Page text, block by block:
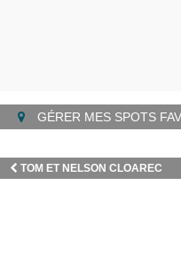
GÉRER MES SPOTS
TOM ET NELSON CLOAREC